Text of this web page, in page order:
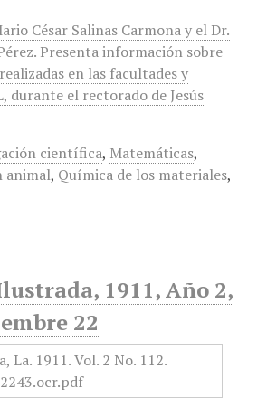
César Salinas Carmona y el Dr.
Presenta información sobre
en las facultades y
durante el rectorado de Jesús
científica, Matemáticas,
animal, Química de los materiales,
1911, Año 2,
22